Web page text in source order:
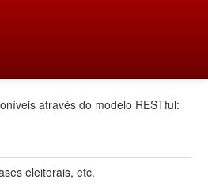
através do modelo RESTful:
eleitorais, etc.